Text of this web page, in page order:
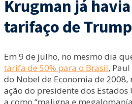
Krugman já
tarifaço de Trump
Em 9 de julho, no mesmo dia
tarifa de 50% para o Brasil,
do Nobel de Economia de
ação do presidente dos Estados